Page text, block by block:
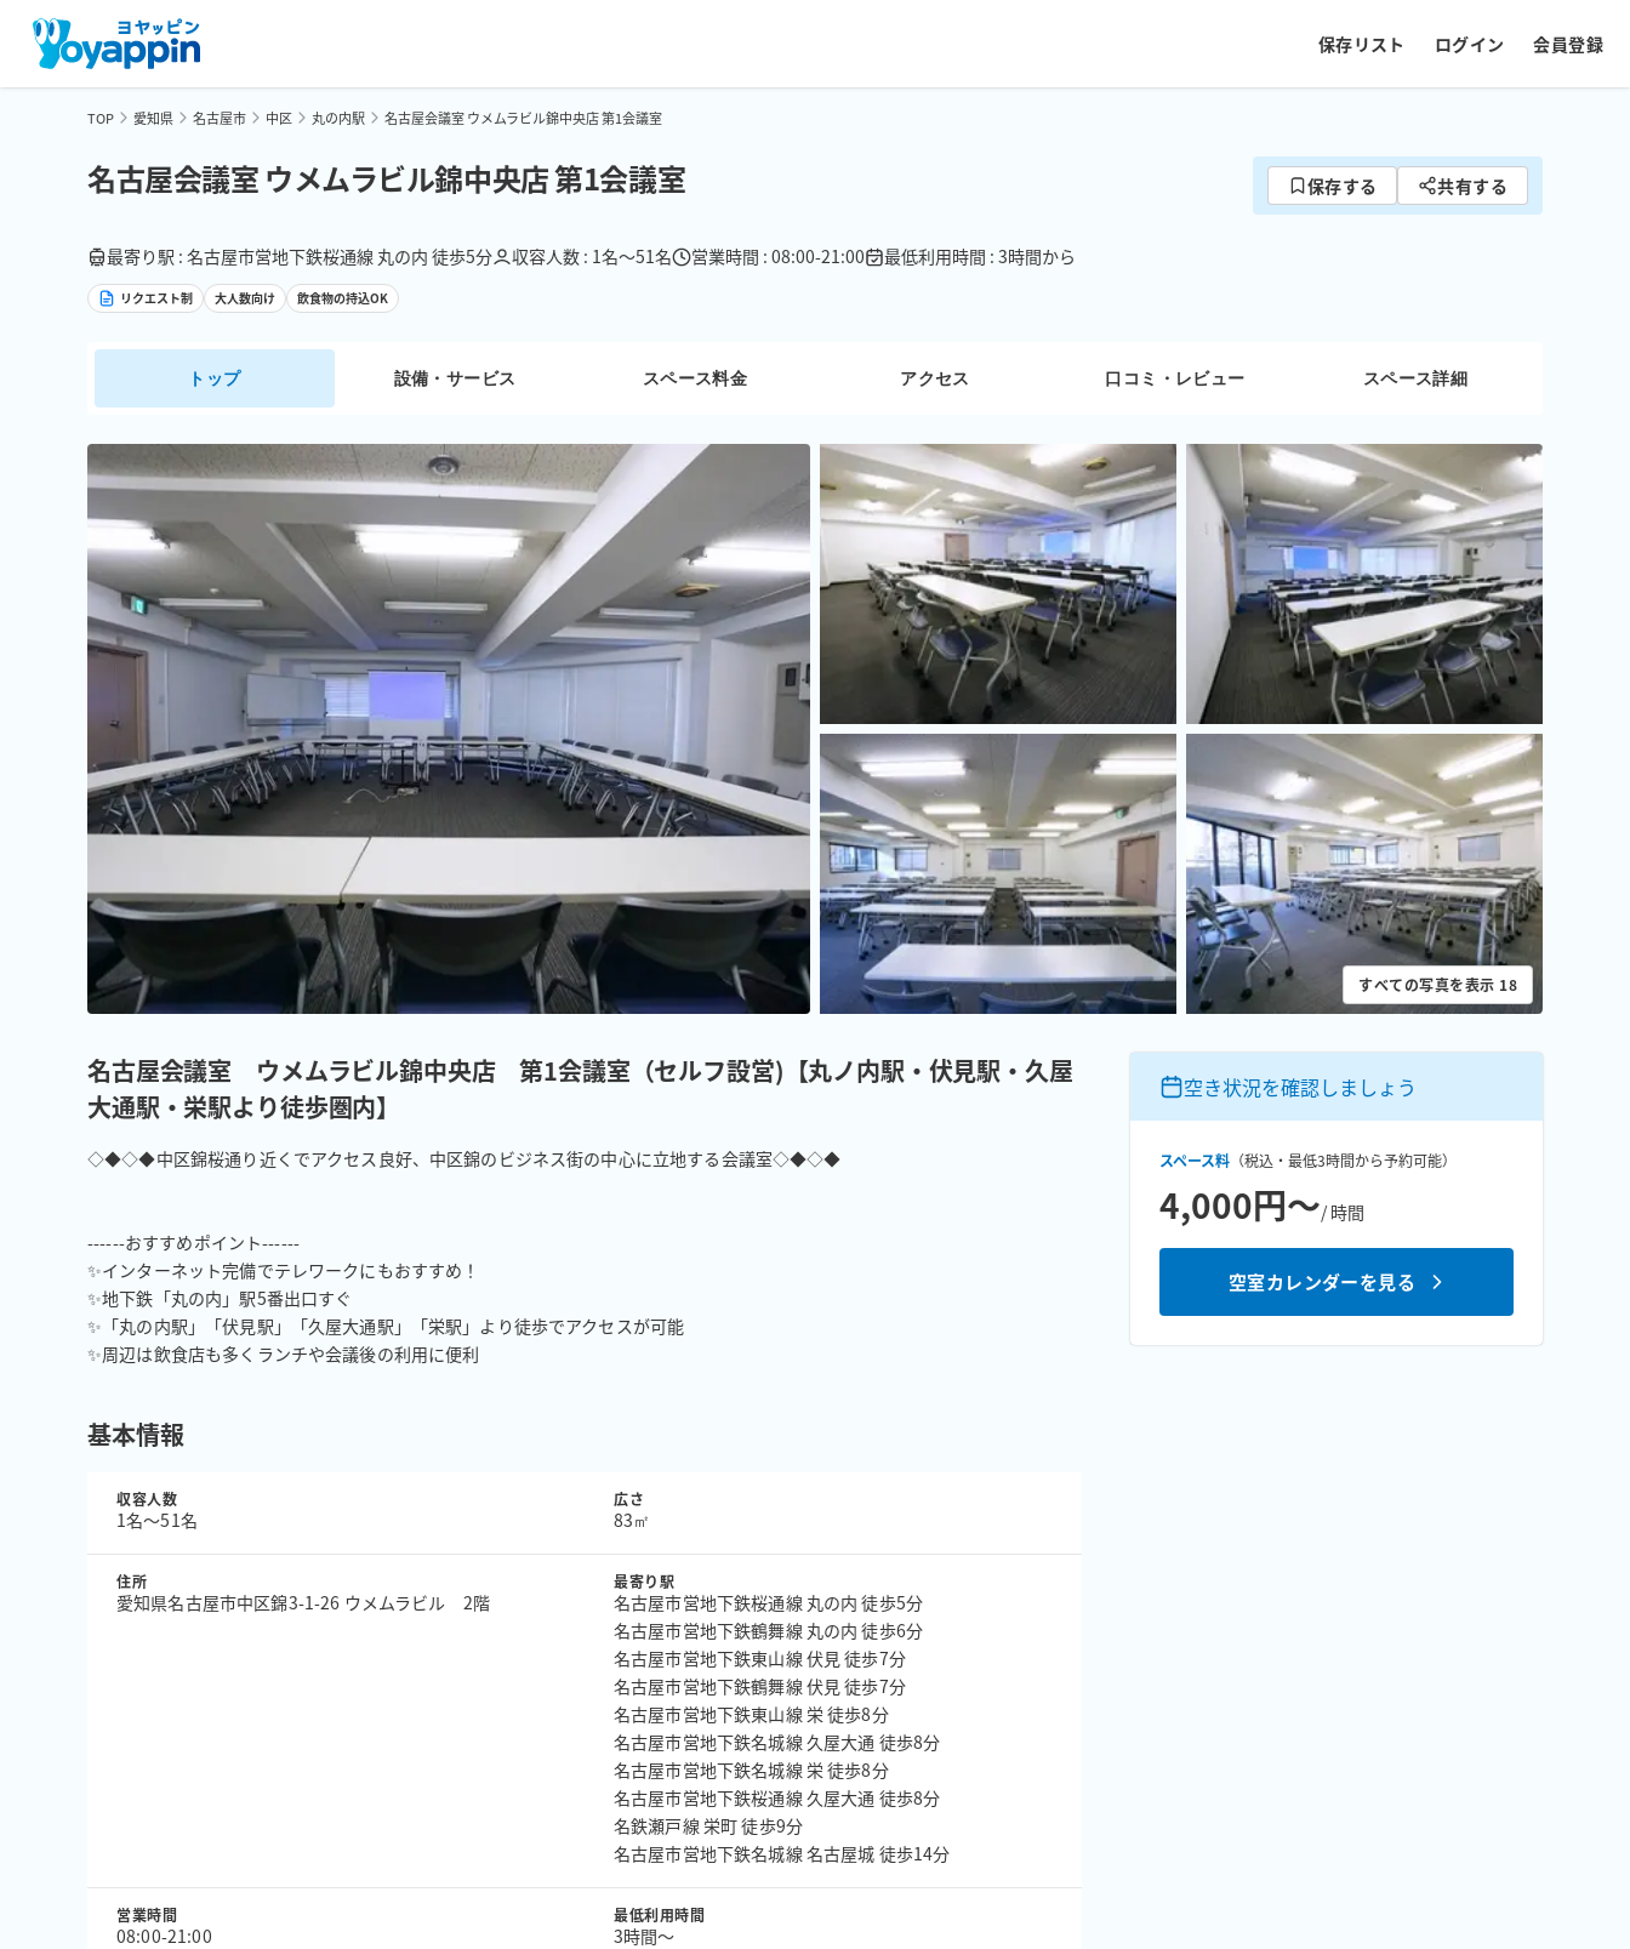
保存リスト ログイン 会員登録
TOP 愛知県 名古屋市 中区 丸の内駅 名古屋会議室 ウメムラビル錦中央店 第1会議室
すべての写真を表示 18
名古屋会議室 ウメムラビル錦中央店 第1会議室 保存する 共有する
最寄り駅 : 名古屋市営地下鉄桜通線 丸の内 徒歩5分 収容人数 : 1名〜51名 営業時間 : 08:00-21:00 最低利用時間 : 3時間から
リクエスト制 大人数向け 飲食物の持込OK
トップ 設備・サービス スペース料金 アクセス 口コミ・レビュー スペース詳細
名古屋会議室 ウメムラビル錦中央店 第1会議室（セルフ設営)【丸ノ内駅・伏見駅・久屋
大通駅・栄駅より徒歩圏内】
◇◆◇◆中区錦桜通り近くでアクセス良好、中区錦のビジネス街の中心に立地する会議室◇◆◇◆
------おすすめポイント------
✨インターネット完備でテレワークにもおすすめ！
✨地下鉄「丸の内」駅5番出口すぐ
✨「丸の内駅」「伏見駅」「久屋大通駅」「栄駅」より徒歩でアクセスが可能
✨周辺は飲食店も多くランチや会議後の利用に便利
基本情報
収容人数
1名〜51名
広さ
83㎡
住所
愛知県名古屋市中区錦3-1-26 ウメムラビル 2階
最寄り駅
名古屋市営地下鉄桜通線 丸の内 徒歩5分
名古屋市営地下鉄鶴舞線 丸の内 徒歩6分
名古屋市営地下鉄東山線 伏見 徒歩7分
名古屋市営地下鉄鶴舞線 伏見 徒歩7分
名古屋市営地下鉄東山線 栄 徒歩8分
名古屋市営地下鉄名城線 久屋大通 徒歩8分
名古屋市営地下鉄名城線 栄 徒歩8分
名古屋市営地下鉄桜通線 久屋大通 徒歩8分
名鉄瀬戸線 栄町 徒歩9分
名古屋市営地下鉄名城線 名古屋城 徒歩14分
営業時間
08:00-21:00
最低利用時間
3時間〜
空き状況を確認しましょう
スペース料 （税込・最低3時間から予約可能）
4,000円〜/ 時間
空室カレンダーを見る